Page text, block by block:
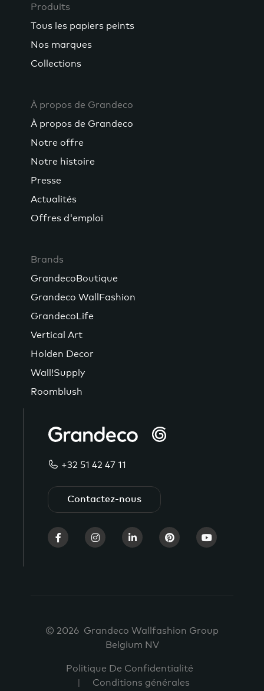
Produits
Tous les papiers peints
Nos marques
Collections
À propos de Grandeco
À propos de Grandeco
Notre offre
Notre histoire
Presse
Actualités
Offres d'emploi
Brands
GrandecoBoutique
Grandeco WallFashion
GrandecoLife
Vertical Art
Holden Decor
Wall!Supply
Roomblush
+32 51 42 47 11
Contactez-nous
© 2026 Grandeco Wallfashion Group
Belgium NV
Politique De Confidentialité
Conditions générales